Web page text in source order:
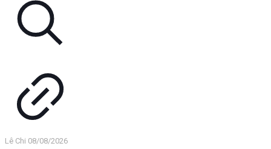
Lê Chi 08/08/2026